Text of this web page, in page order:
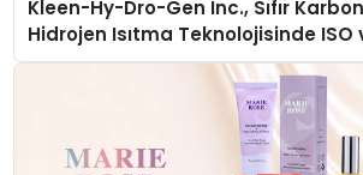
Kleen-Hy-Dro-Gen Inc., Sıfır
Hidrojen Isıtma Teknolojisinde ISO
Düzenleyici Onaylarını Aldı